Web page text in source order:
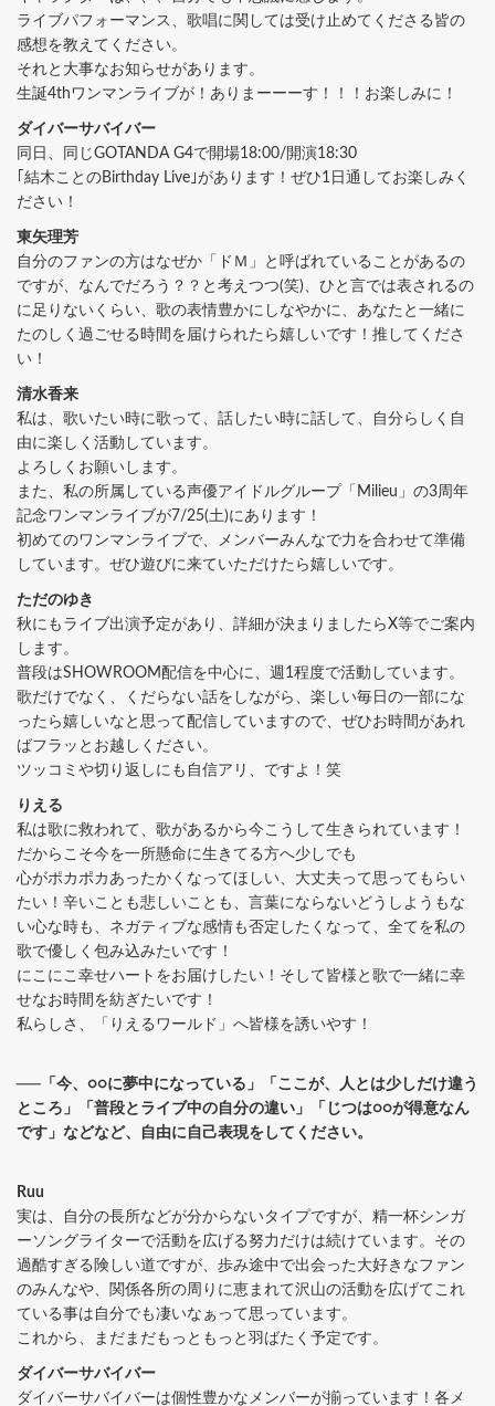
ライブパフォーマンス、歌唱に関しては受け止めてくださる皆の
感想を教えてください。
それと大事なお知らせがあります。
生誕4thワンマンライブが！ありまーーーす！！！お楽しみに！
ダイバーサバイバー
同日、同じGOTANDA G4で開場18:00/開演18:30
｢結木ことのBirthday Live｣があります！ぜひ1日通してお楽しみく
ださい！
東矢理芳
自分のファンの方はなぜか「ドＭ」と呼ばれていることがあるの
ですが、なんでだろう？？と考えつつ(笑)、ひと言では表されるの
に足りないくらい、歌の表情豊かにしなやかに、あなたと一緒に
たのしく過ごせる時間を届けられたら嬉しいです！推してくださ
い！
清水香来
私は、歌いたい時に歌って、話したい時に話して、自分らしく自
由に楽しく活動しています。
よろしくお願いします。
また、私の所属している声優アイドルグループ「Milieu」の3周年
記念ワンマンライブが7/25(土)にあります！
初めてのワンマンライブで、メンバーみんなで力を合わせて準備
しています。ぜひ遊びに来ていただけたら嬉しいです。
ただのゆき
秋にもライブ出演予定があり、詳細が決まりましたらX等でご案内
します。
普段はSHOWROOM配信を中心に、週1程度で活動しています。
歌だけでなく、くだらない話をしながら、楽しい毎日の一部にな
ったら嬉しいなと思って配信していますので、ぜひお時間があれ
ばフラッとお越しください。
ツッコミや切り返しにも自信アリ、ですよ！笑
りえる
私は歌に救われて、歌があるから今こうして生きられています！
だからこそ今を一所懸命に生きてる方へ少しでも
心がポカポカあったかくなってほしい、大丈夫って思ってもらい
たい！辛いことも悲しいことも、言葉にならないどうしようもな
い心な時も、ネガティブな感情も否定したくなって、全てを私の
歌で優しく包み込みたいです！
にこにこ幸せハートをお届けしたい！そして皆様と歌で一緒に幸
せなお時間を紡ぎたいです！
私らしさ、「りえるワールド」へ皆様を誘いやす！
──「今、○○に夢中になっている」「ここが、人とは少しだけ違う
ところ」「普段とライブ中の自分の違い」「じつは○○が得意なん
です」などなど、自由に自己表現をしてください。
Ruu
実は、自分の長所などが分からないタイプですが、精一杯シンガ
ーソングライターで活動を広げる努力だけは続けています。その
過酷すぎる険しい道ですが、歩み途中で出会った大好きなファン
のみんなや、関係各所の周りに恵まれて沢山の活動を広げてこれ
ている事は自分でも凄いなぁって思っています。
これから、まだまだもっともっと羽ばたく予定です。
ダイバーサバイバー
ダイバーサバイバーは個性豊かなメンバーが揃っています！各メ